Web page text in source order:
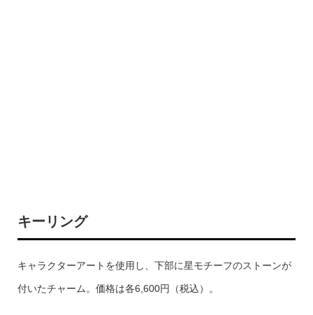
キーリング
キャラクターアートを使用し、下部に星モチーフのストーンが
付いたチャーム。価格は各6,600円（税込）。